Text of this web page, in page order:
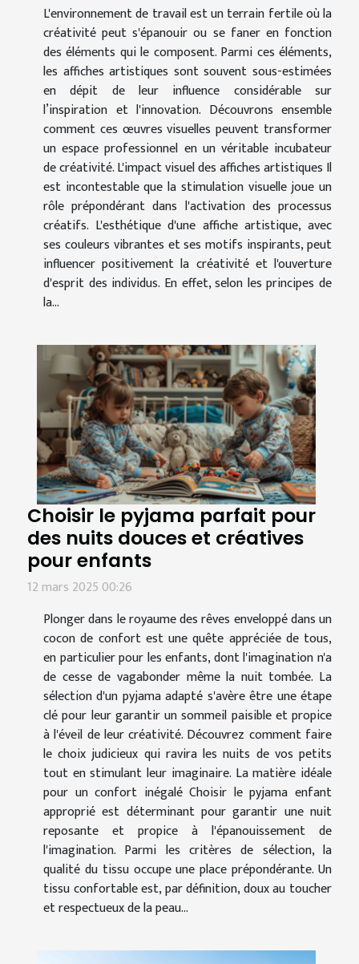
L'environnement de travail est un terrain fertile où la
créativité peut s'épanouir ou se faner en fonction
des éléments qui le composent. Parmi ces éléments,
les affiches artistiques sont souvent sous-estimées
en dépit de leur influence considérable sur
l’inspiration et l'innovation. Découvrons ensemble
comment ces œuvres visuelles peuvent transformer
un espace professionnel en un véritable incubateur
de créativité. L'impact visuel des affiches artistiques Il
est incontestable que la stimulation visuelle joue un
rôle prépondérant dans l'activation des processus
créatifs. L'esthétique d'une affiche artistique, avec
ses couleurs vibrantes et ses motifs inspirants, peut
influencer positivement la créativité et l'ouverture
d'esprit des individus. En effet, selon les principes de
la...
Choisir le pyjama parfait pour
des nuits douces et créatives
pour enfants
12 mars 2025 00:26
Plonger dans le royaume des rêves enveloppé dans un
cocon de confort est une quête appréciée de tous,
en particulier pour les enfants, dont l'imagination n'a
de cesse de vagabonder même la nuit tombée. La
sélection d'un pyjama adapté s'avère être une étape
clé pour leur garantir un sommeil paisible et propice
à l'éveil de leur créativité. Découvrez comment faire
le choix judicieux qui ravira les nuits de vos petits
tout en stimulant leur imaginaire. La matière idéale
pour un confort inégalé Choisir le pyjama enfant
approprié est déterminant pour garantir une nuit
reposante et propice à l'épanouissement de
l'imagination. Parmi les critères de sélection, la
qualité du tissu occupe une place prépondérante. Un
tissu confortable est, par définition, doux au toucher
et respectueux de la peau...